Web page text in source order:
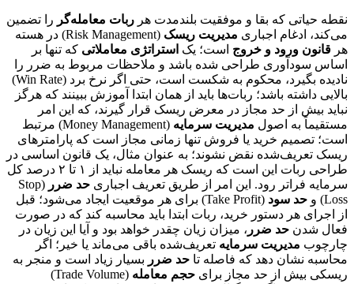
نقطه حیاتی که بقا و موفقیت بلندمدت هر ربات معامله‌گر را تضمین
می‌کند، ادغام اجباری مدیریت ریسک
(Risk Management) در هسته
هر قانون ورود و خروج است؛ یک استراتژی معاملاتی که تنها بر
اساس سودآوری طراحی شده باشد و ملاحظات مربوط به ضرر را
نادیده بگیرد، محکوم به شکست است، حتی اگر نرخ برد (Win Rate)
بالایی داشته باشد؛ ربات‌ها باید از همان ابتدا آموزش ببینند که هرگز
نباید بیش از حد مجاز در معرض ریسک قرار گیرند، که این امر
مستقیماً به اصول مدیریت سرمایه
(Money Management) مرتبط
است؛ تصمیم خرید یا فروش تنها زمانی مجاز است که پارامترهای
ریسک تعریف‌شده نقض نشوند؛ به عنوان مثال، یک قانون اساسی در
طراحی ربات این است که ریسک هر معامله نباید از ۱ تا ۲ درصد کل
سرمایه فراتر رود. این امر از طریق تعریف اجباری حد ضرر
(Stop
Loss) و
حد سود
(Take Profit) برای هر موقعیت ایجاد می‌شود؛ قبل
از اجرای هر دستور خرید، ربات ابتدا باید محاسبه کند که در صورت
فعال شدن حد ضرر ، میزان زیان چقدر خواهد بود و آیا این زیان در
چارچوب مدیریت سرمایه تعریف‌شده باقی می‌ماند یا خیر؛ اگر
محاسبه نشان دهد که فاصله تا حد ضرر بسیار زیاد است و منجر به
ریسکی بیش از حد مجاز برای حجم معامله
(Trade Volume)